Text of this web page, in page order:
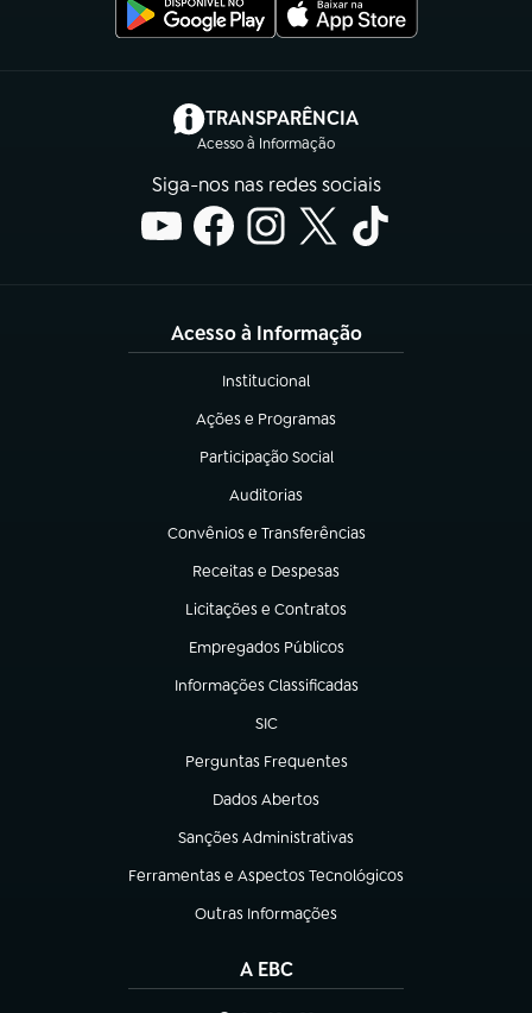
TRANSPARÊNCIA
Acesso à Informação
(abre em nova aba)
Siga-nos nas redes sociais
Acesso à Informação
Institucional
(abre em nova aba)
Ações e Programas
(abre em nova aba)
Participação Social
(abre em nova aba)
Auditorias
(abre em nova aba)
Convênios e Transferências
(abre em nova aba)
Receitas e Despesas
(abre em nova aba)
Licitações e Contratos
(abre em nova aba)
Empregados Públicos
(abre em nova aba)
Informações Classificadas
(abre em nova aba)
SIC
(abre em nova aba)
Perguntas Frequentes
(abre em nova aba)
Dados Abertos
(abre em nova aba)
Sanções Administrativas
(abre em nova aba)
Ferramentas e Aspectos Tecnológicos
(abre em nova aba)
Outras Informações
(abre em nova aba)
A EBC